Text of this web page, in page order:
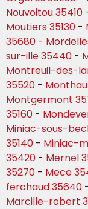
Nouvoitou 35410
Moutiers 35130 -
35680 -
sur-ille 35440 -
Montreuil-des-
35520 -
Montgermont
35160 -
Miniac-sous-
35140 - Miniac-
35420 - Mernel
35270 - Mece
ferchaud 35640 -
Marcille-robert